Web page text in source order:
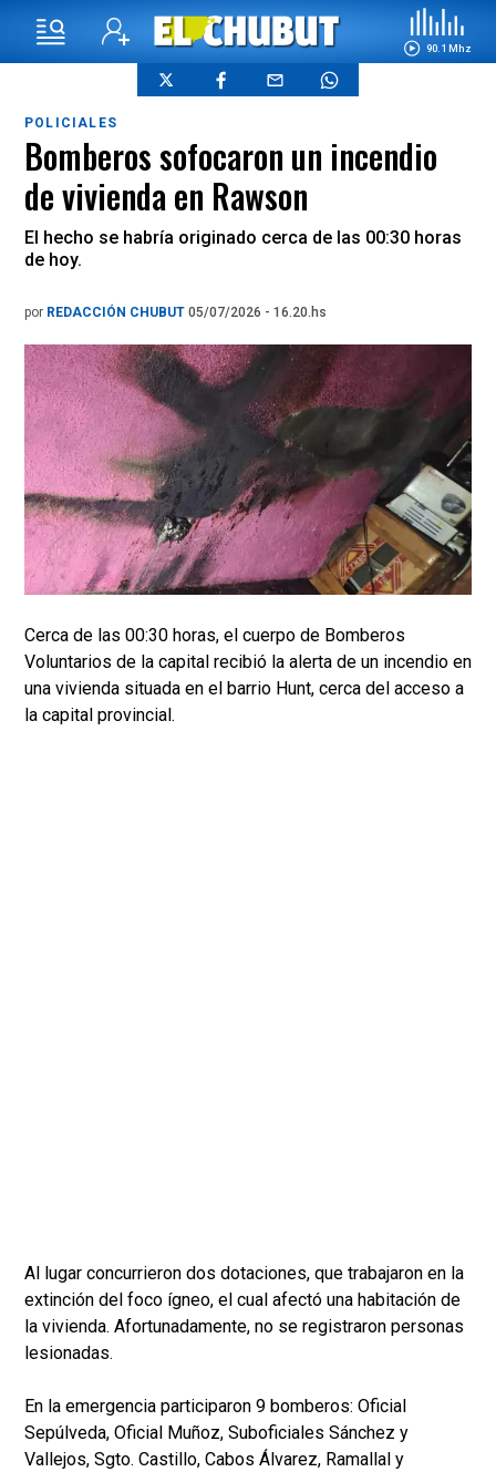
90.1 Mhz
POLICIALES
Bomberos sofocaron un incendio
de vivienda en Rawson
El hecho se habría originado cerca de las 00:30 horas
de hoy.
por REDACCIÓN CHUBUT 05/07/2026 - 16.20.hs
Cerca de las 00:30 horas, el cuerpo de Bomberos
Voluntarios de la capital recibió la alerta de un incendio en
una vivienda situada en el barrio Hunt, cerca del acceso a
la capital provincial.
Al lugar concurrieron dos dotaciones, que trabajaron en la
extinción del foco ígneo, el cual afectó una habitación de
la vivienda. Afortunadamente, no se registraron personas
lesionadas.
En la emergencia participaron 9 bomberos: Oficial
Sepúlveda, Oficial Muñoz, Suboficiales Sánchez y
Vallejos, Sgto. Castillo, Cabos Álvarez, Ramallal y